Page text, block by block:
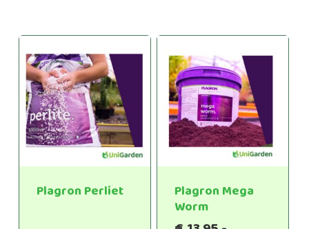
Plagron Perliet
Plagron Mega
Worm